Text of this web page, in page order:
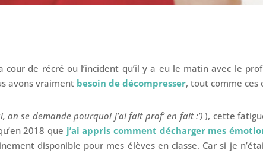
cour de récré ou l’incident qu’il y a eu le matin avec le
avons vraiment besoin de décompresser, tout comme ces
on se demande pourquoi j’ai fait prof’ en fait :’) ), cette
2018 que j’ai appris comment décharger mes
disponible pour mes élèves en classe. Car si je